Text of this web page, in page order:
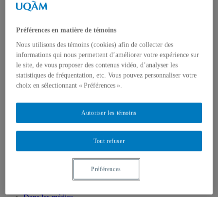
Chercheur-e-s
Centre FrancoPaix
Géopolitique
Moyen-Orient et Afrique du Nord
Conflits multidimensionnels
Publications
Toutes les publications
États-Unis
Géopolitique
Moyen-Orient et Afrique du Nord
Bourses et stages
Écoles d’été
Évènements à venir
Évènement passé
Préférences en matière de témoins
Nous utilisons des témoins (cookies) afin de collecter des
informations qui nous permettent d’améliorer votre expérience sur
le site, de vous proposer des contenus vidéo, d’analyser les
statistiques de fréquentation, etc. Vous pouvez personnaliser votre
choix en sélectionnant « Préférences ».
Tout refuser
Autoriser les témoins
Préférences